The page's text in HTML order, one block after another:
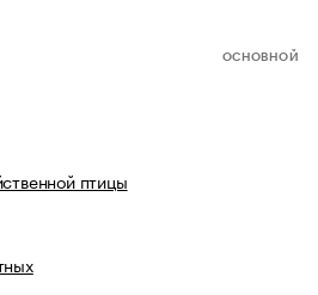
ОСНОВНОЙ
птицы